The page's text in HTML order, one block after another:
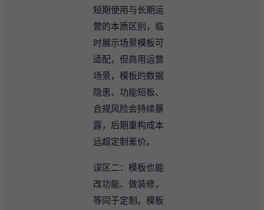
短期使用与长期运
营的本质区别，临
时展示场景模板可
适配，但商用运营
场景，模板的数据
隐患、功能短板、
合规风险会持续暴
露，后期重构成本
远超定制差价。
误区二：模板也能
改功能、做装修，
等同于定制。模板